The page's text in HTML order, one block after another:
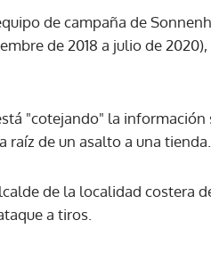
Gracias por suscribirte a
de campaña de
de 2018 a julio de
"cotejando" la
raíz de un asalto a una tienda.
de la localidad costera
a tiros.